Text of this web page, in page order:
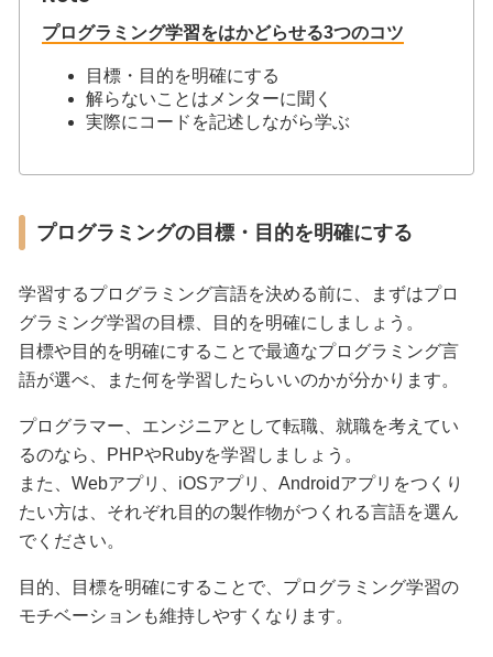
プログラミング学習をはかどらせる3つのコツ
目標・目的を明確にする
解らないことはメンターに聞く
実際にコードを記述しながら学ぶ
プログラミングの目標・目的を明確にする
学習するプログラミング言語を決める前に、まずはプロ
グラミング学習の目標、目的を明確にしましょう。
目標や目的を明確にすることで最適なプログラミング言
語が選べ、また何を学習したらいいのかが分かります。
プログラマー、エンジニアとして転職、就職を考えてい
るのなら、PHPやRubyを学習しましょう。
また、Webアプリ、iOSアプリ、Androidアプリをつくり
たい方は、それぞれ目的の製作物がつくれる言語を選ん
でください。
目的、目標を明確にすることで、プログラミング学習の
モチベーションも維持しやすくなります。